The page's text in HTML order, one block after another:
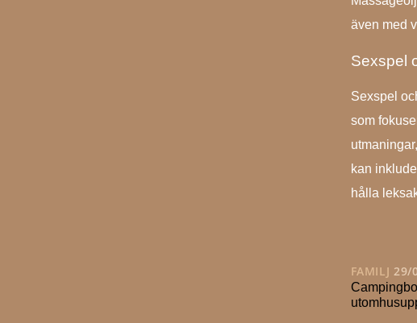
även med
Sexspel
Sexspel
som
kan
hålla
FAMILJ 29/